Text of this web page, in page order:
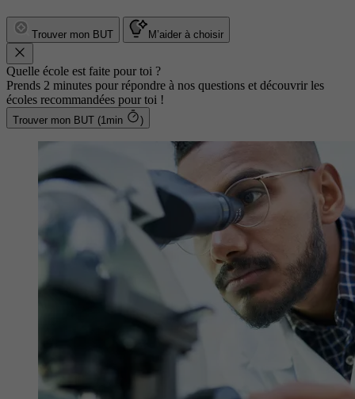
Trouver mon BUT M’aider à choisir
Quelle école est faite pour toi ?
Prends 2 minutes pour répondre à nos questions et découvrir les
écoles recommandées pour toi !
Trouver mon BUT (1min )